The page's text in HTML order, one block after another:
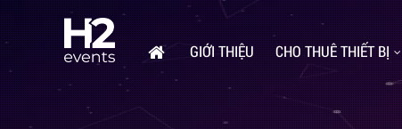
GIỚI THIỆU CHO THUÊ THIẾT BỊ